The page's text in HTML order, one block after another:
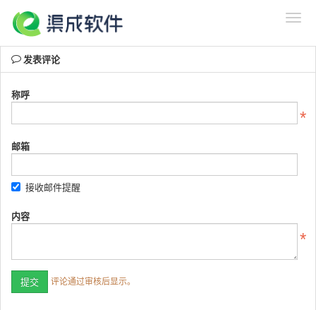
发表评论
称呼
邮箱
接收邮件提醒
内容
评论通过审核后显示。